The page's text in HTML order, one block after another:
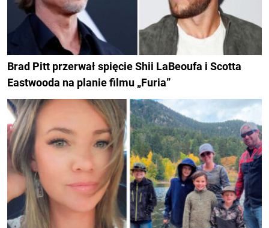
Brad Pitt przerwał spięcie Shii LaBeoufa i Scotta
Eastwooda na planie filmu „Furia”